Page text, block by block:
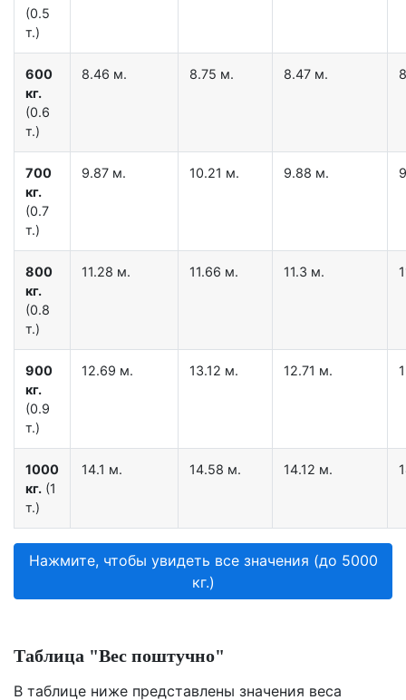
(0.5
т.)
600
кг.
(0.6
т.)
8.46 м. 8.75 м. 8.47 м.
700
кг.
(0.7
т.)
9.87 м. 10.21 м. 9.88 м.
800
кг.
(0.8
т.)
11.28 м. 11.66 м. 11.3 м.
900
кг.
(0.9
т.)
12.69 м. 13.12 м. 12.71 м.
1000
кг. (1
т.)
14.1 м. 14.58 м. 14.12 м.
Нажмите, чтобы увидеть все значения (до 5000
кг.)
Таблица "Вес поштучно"
В таблице ниже представлены значения веса